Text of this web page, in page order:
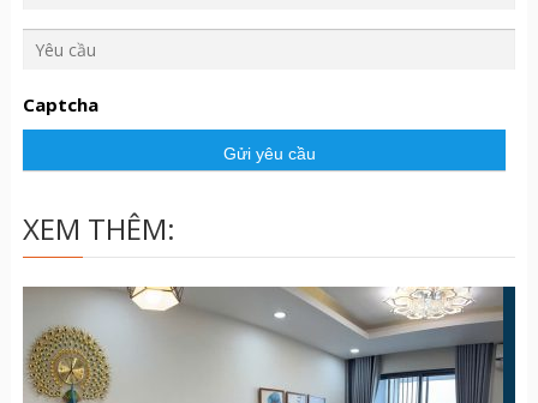
c
ầ
Captcha
XEM THÊM: